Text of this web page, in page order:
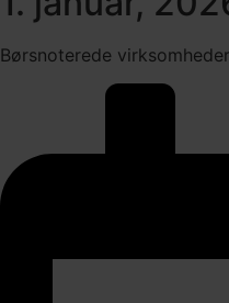
Børsnoterede